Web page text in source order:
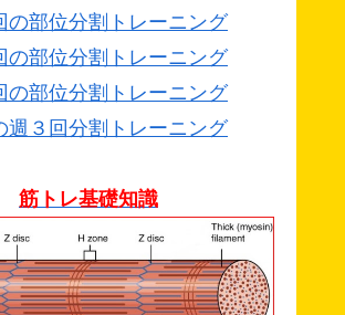
の部位分割トレーニング
の部位分割トレーニング
の部位分割トレーニング
週３回分割トレーニング
筋トレ基礎知識